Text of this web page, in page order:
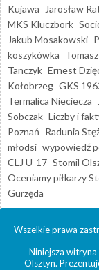
Kujawa
Jarosław
MKS Kluczbork
Jakub Mosakowski
koszykówka
Tanczyk Ernest
Kołobrzeg GKS
Termalica Nieciecza
Sobczak Liczby i
Poznań Radunia
młodsi wypowiedź
CLJ U-17 Stomil
Oceniamy piłkarzy
Gurzęda
Wszelkie prawa
Niniejsza witryna
Olsztyn.